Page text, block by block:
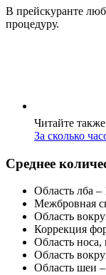
В прейскуранте
процедуру.
Читайте
За сколько
Среднее
Область лба
Межбровная
Область
Коррекция
Область
Область
Область шеи